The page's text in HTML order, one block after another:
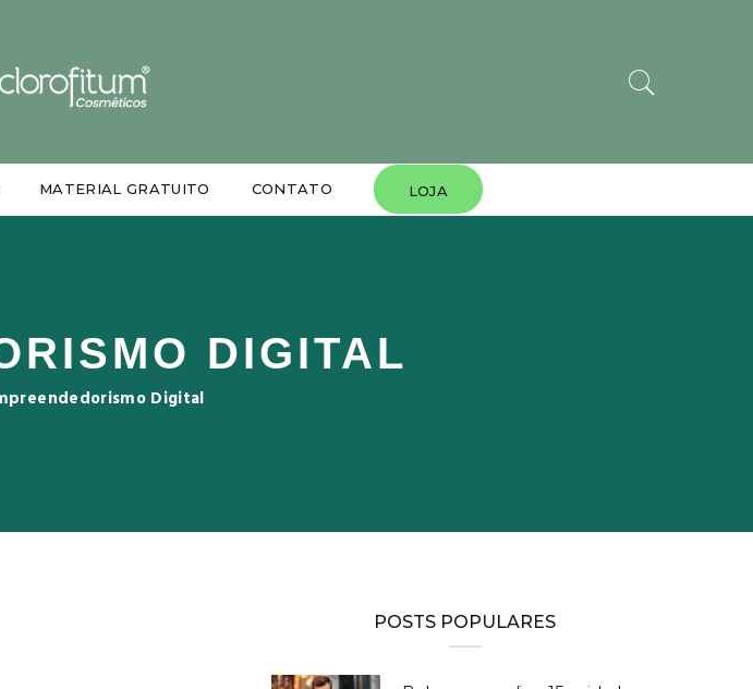
MATERIAL GRATUITO CONTATO LOJA
DIGITAL
Digital
POSTS POPULARES